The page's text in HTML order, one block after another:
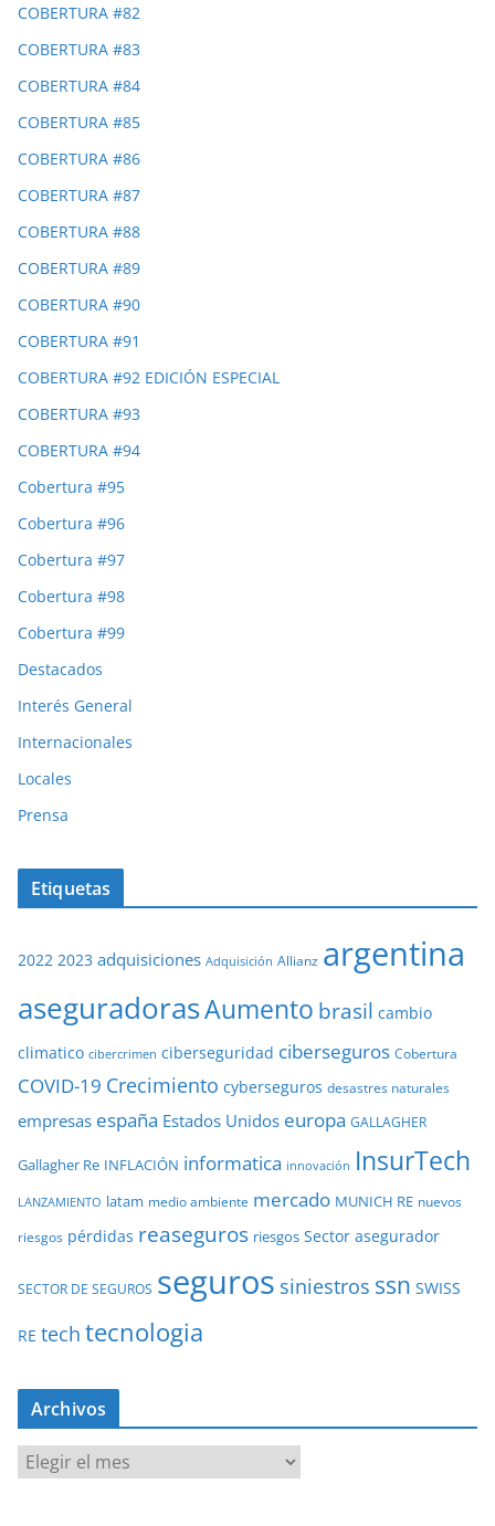
COBERTURA #82
COBERTURA #83
COBERTURA #84
COBERTURA #85
COBERTURA #86
COBERTURA #87
COBERTURA #88
COBERTURA #89
COBERTURA #90
COBERTURA #91
COBERTURA #92 EDICIÓN ESPECIAL
COBERTURA #93
COBERTURA #94
Cobertura #95
Cobertura #96
Cobertura #97
Cobertura #98
Cobertura #99
Destacados
Interés General
Internacionales
Locales
Prensa
Etiquetas
2022 2023 adquisiciones Adquisición Allianz argentina
aseguradorasAumento brasil cambio
climatico cibercrimen ciberseguridad ciberseguros Cobertura
COVID-19 Crecimiento cyberseguros desastres naturales
empresas españa Estados Unidos europa GALLAGHER
Gallagher Re INFLACIÓN informatica innovación InsurTech
LANZAMIENTO latam medio ambiente mercado MUNICH RE nuevos
riesgos pérdidas reaseguros riesgos Sector asegurador
SECTOR DE SEGUROS seguros siniestros ssn SWISS
RE tech tecnologia
Archivos
r